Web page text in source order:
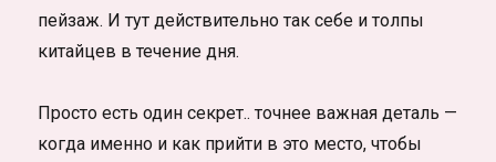
пейзаж. И тут действительно так себе и толпы
китайцев в течение дня.
Просто есть один секрет.. точнее важная деталь —
когда именно и как прийти в это место, чтобы